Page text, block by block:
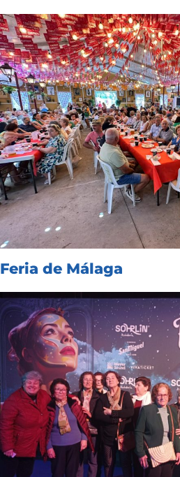
Feria de Málaga